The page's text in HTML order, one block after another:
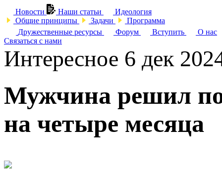
Новости Наши статьи
Идеология
Общие принципы
Задачи
Программа
Дружественные ресурсы
Форум Вступить
О нас
Связаться с нами
Интересное 6 дек
Мужчина решил
на четыре месяца